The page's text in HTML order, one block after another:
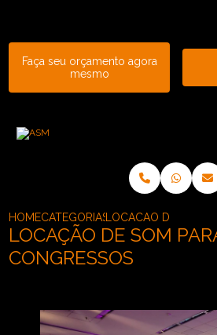
Faça seu orçamento agora
mesmo
HOMECATEGORIAS LOCACAO DE SOM
LOCAÇÃO DE SOM
CONGRESSOS